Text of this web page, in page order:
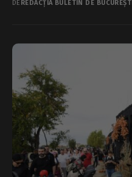
DE REDACȚIA BULETIN DE BUCUREȘTI